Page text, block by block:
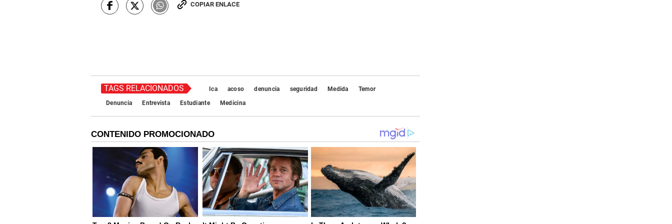
COPIAR ENLACE
TAGS RELACIONADOS Ica acoso denuncia seguridad Medida
Temor
Denuncia
Entrevista Estudiante Medicina